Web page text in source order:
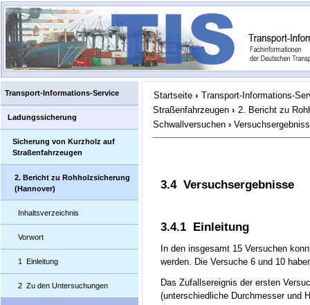
Transport-Informations-Service
Ladungssicherung
Sicherung von Kurzholz auf
Straßenfahrzeugen
2. Bericht zu Rohholzsicherung
(Hannover)
Inhaltsverzeichnis
Vorwort
1 Einleitung
2 Zu den Untersuchungen
Startseite › Transport-Informations-
Straßenfahrzeugen › 2. Bericht zu
Schwallversuchen ›
3.4 Versuchsergebnisse
3.4.1 Einleitung
In den insgesamt 15 Versuchen
werden. Die Versuche 6 und 10
Das Zufallsereignis der ersten
(unterschiedliche Durchmesser und